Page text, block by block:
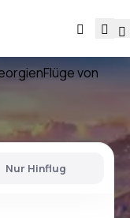
Flüge von
Nur Hinflug